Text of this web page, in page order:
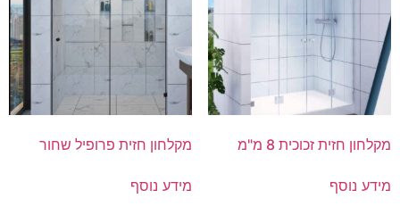
מקלחון חזית זכוכית 8 מ"מ
מידע נוסף
מקלחון חזית פרופיל שחור
מידע נוסף